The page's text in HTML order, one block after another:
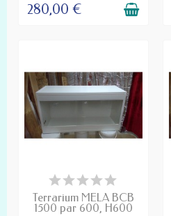
280,00 €
DÉLAI DE FABRICATION
D'UN MOIS
Terrarium MELA BCB
1500 par 600, H600